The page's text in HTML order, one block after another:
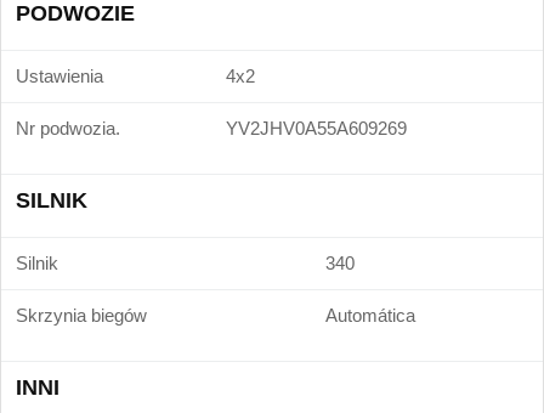
PODWOZIE
Ustawienia 4x2
Nr podwozia. YV2JHV0A55A609269
SILNIK
Silnik 340
Skrzynia biegów Automática
INNI